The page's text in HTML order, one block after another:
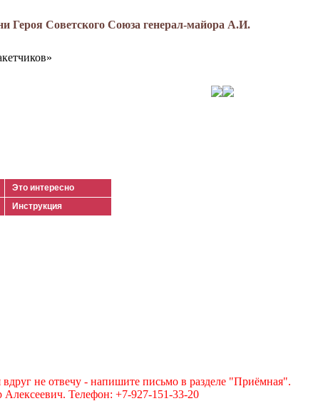
Героя Советского Союза генерал-майора А.И.
Это интересно
Инструкция
не отвечу - напишите письмо в разделе "Приёмная".
Телефон: +7-927-151-33-20